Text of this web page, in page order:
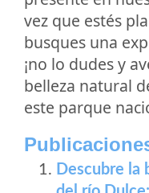
vez que estés
busques una
¡no lo dudes y
belleza natural
este parque
Descubre la